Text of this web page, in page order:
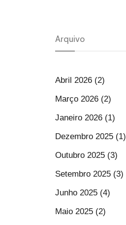
Arquivo
Abril 2026 (2)
Março 2026 (2)
Janeiro 2026 (1)
Dezembro 2025 (1)
Outubro 2025 (3)
Setembro 2025 (3)
Junho 2025 (4)
Maio 2025 (2)